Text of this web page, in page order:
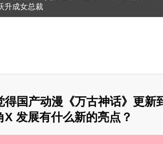
升成女总裁
得国产动漫《万古神话》更新
X 发展有什么新的亮点？